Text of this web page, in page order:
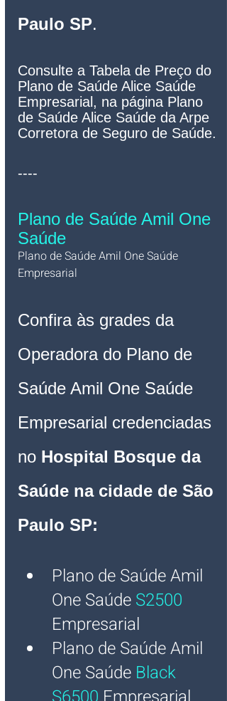
Paulo SP.
Consulte a Tabela de Preço do
Plano de Saúde Alice Saúde
Empresarial, na página Plano
de Saúde Alice Saúde da Arpe
Corretora de Seguro de Saúde.
----
Plano de Saúde Amil One
Saúde
Plano de Saúde Amil One Saúde
Empresarial
Confira às grades da
Operadora do Plano de
Saúde Amil One Saúde
Empresarial credenciadas
no Hospital Bosque da
Saúde na cidade de São
Paulo SP:
Plano de Saúde Amil
One Saúde S2500
Empresarial
Plano de Saúde Amil
One Saúde Black